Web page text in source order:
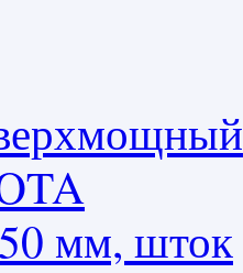
мм, шток